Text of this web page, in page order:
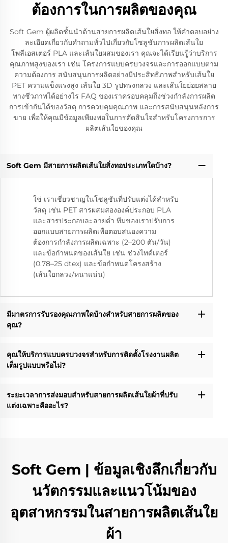
ต้องการในการผลิตของคุณ
Soft Gem ผู้ผลิตชั้นนำด้านสายการผลิตเส้นใยสิ่งทอ ให้คำตอบอย่าง
ละเอียดเกี่ยวกับคำถามทั่วไปเกี่ยวกับโซลูชันการผลิตเส้นใย
โพลีเอสเตอร์ PLA และเส้นใยผสมของเรา คุณจะได้เรียนรู้ว่าบริการ
คุณภาพสูงของเรา เช่น โครงการแบบครบวงจรและการออกแบบตาม
ความต้องการ สนับสนุนการผลิตอย่างมีประสิทธิภาพสำหรับเส้นใย
PET ความแข็งแรงสูง เส้นใย 3D รูปทรงกลวง และเส้นใยย่อยสลาย
ทางชีวภาพได้อย่างไร FAQ ของเราครอบคลุมถึงช่วงกำลังการผลิต
การเข้ากันได้ของวัสดุ การควบคุมคุณภาพ และการสนับสนุนหลังการ
ขาย เพื่อให้คุณมีข้อมูลเพียงพอในการตัดสินใจสำหรับโครงการการ
ผลิตเส้นใยของคุณ
Soft Gem มีสายการผลิตเส้นใยสิ่งทอประเภทใดบ้าง?
ใช่ เราเชี่ยวชาญในโซลูชันที่ปรับแต่งได้สำหรับ
วัสดุ เช่น PET สารผสมสององค์ประกอบ PLA
และสารประกอบละลายต่ำ ทีมของเราปรับการ
ออกแบบสายการผลิตเพื่อตอบสนองความ
ต้องการกำลังการผลิตเฉพาะ (2–200 ตัน/วัน)
และข้อกำหนดของเส้นใย เช่น ช่วงไทด์เตอร์
(0.78–25 dtex) และข้อกำหนดโครงสร้าง
(เส้นใยกลวง/หนาแน่น)
มีมาตรการรับรองคุณภาพใดบ้างสำหรับสายการผลิตของ
คุณ?
คุณให้บริการแบบครบวงจรสำหรับการติดตั้งโรงงานผลิต
เต็มรูปแบบหรือไม่?
ระยะเวลาการส่งมอบสำหรับสายการผลิตเส้นใยผ้าที่ปรับ
แต่งเฉพาะคืออะไร?
Soft Gem | ข้อมูลเชิงลึกเกี่ยวกับ
นวัตกรรมและแนวโน้มของ
อุตสาหกรรมในสายการผลิตเส้นใย
ผ้า